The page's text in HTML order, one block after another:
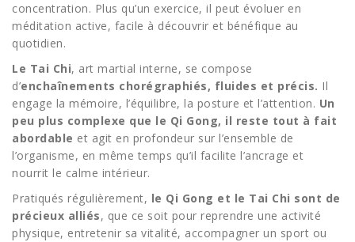
concentration. Plus qu’un exercice, il peut évoluer en
méditation active, facile à découvrir et bénéfique au
quotidien.
Le Tai Chi, art martial interne, se compose
d’enchaînements chorégraphiés, fluides et précis. Il
engage la mémoire, l’équilibre, la posture et l’attention. Un
peu plus complexe que le Qi Gong, il reste tout à fait
abordable et agit en profondeur sur l’ensemble de
l’organisme, en même temps qu’il facilite l’ancrage et
nourrit le calme intérieur.
Pratiqués régulièrement, le Qi Gong et le Tai Chi sont de
précieux alliés, que ce soit pour reprendre une activité
physique, entretenir sa vitalité, accompagner un sport ou